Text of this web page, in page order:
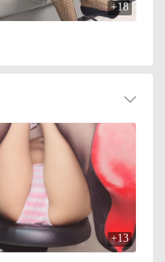
+18
+13